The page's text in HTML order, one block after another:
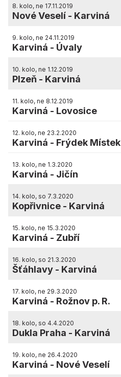
8. kolo, ne 17.11.2019
Nové Veselí - Karviná
9. kolo, ne 24.11.2019
Karviná - Úvaly
10. kolo, ne 1.12.2019
Plzeň - Karviná
11. kolo, ne 8.12.2019
Karviná - Lovosice
12. kolo, ne 23.2.2020
Karviná - Frýdek Místek
13. kolo, ne 1.3.2020
Karviná - Jičín
14. kolo, so 7.3.2020
Kopřivnice - Karviná
15. kolo, ne 15.3.2020
Karviná - Zubří
16. kolo, so 21.3.2020
Šťáhlavy - Karviná
17. kolo, ne 29.3.2020
Karviná - Rožnov p. R.
18. kolo, so 4.4.2020
Dukla Praha - Karviná
19. kolo, ne 26.4.2020
Karviná - Nové Veselí